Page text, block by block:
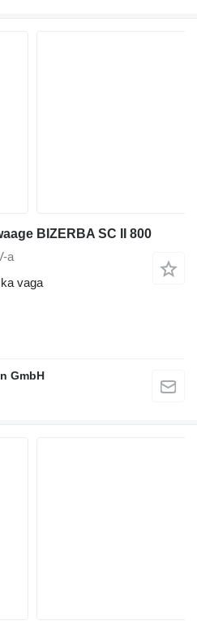
BIZERBA SC II 800
a
vaga
GmbH